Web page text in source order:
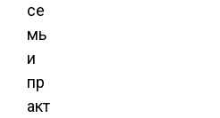
се
мь
и
пр
акт